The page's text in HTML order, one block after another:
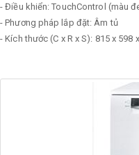
- Điều khiển: TouchControl (màu
- Phương pháp lắp đặt: Âm tủ
- Kích thước (C x R x S): 815 x 598